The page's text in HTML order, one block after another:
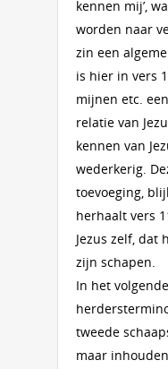
kennen mij’,
worden naar
zin een
is hier in vers
mijnen etc.
relatie van
kennen van
wederkerig.
toevoeging,
herhaalt vers
Jezus zelf, dat
zijn schapen.
In het
tweede
maar